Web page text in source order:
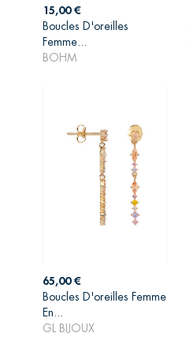
Prix
15,00 €
Boucles D'oreilles
Femme...
BOHM
AJOUTER AU
Prix
65,00 €
Boucles D'oreilles Femme
En...
GL BIJOUX
AJOUTER AU